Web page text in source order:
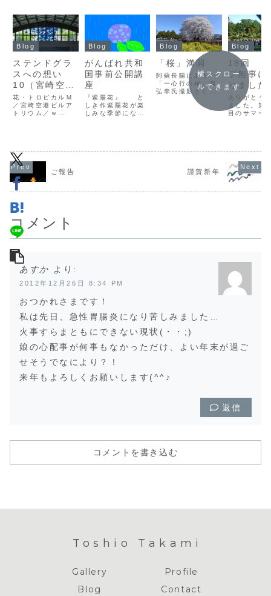
Blog
ステンドグラ
スへの想い
10（宮崎空港
2）
花・トロピカルＭ
／宮崎空港ビルア
トリウム／ｗ
ン w600×h1200
ハイビスカス・宮
崎空港ビル ３Ｆ
サロン
w600×h1200ブ
ーゲンビレア・宮
サロン ...
Blog
がんばれ共和
国事前公開講
座
『紫陽花』 と
しき作紫陽花が楽
しみな季節になっ
座 のお知らせで
センター７階（福
Blog
「桜」満開
阿蘇長陽にある
「一心行の桜」南
弘幸氏撮影さくら
の開花が例年より
温暖化のせいで早
める悲惨な事件よ
方が...
Blog
18回 キ
プ無事に
りました
ありがとう
ました。第
目のサマー
無事に終わ
が出来まし
う一度、あ
うございま
いやあホン
ました。最
横スクロー
ルできます
ご報告 謹賀新年
コメント
あすか より:
2012年12月26日 8:34 PM
おつかれさまです！
私は先日、急性胃腸炎になり苦しみました…
火事すらまともにできない現状(・・;)
娘の心配事が何事もなかっただけ、よい年末が過ご
せそうでなにより？！
来年もよろしくお願いします(^^♪
返信
コメントを書き込む
Toshio Takami
Gallery
Profile
Blog
Contact